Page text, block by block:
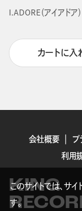
I.ADORE（アイアドア）
カートに入
会社概要 プ
利用
KING
このサイトでは、サ
す。